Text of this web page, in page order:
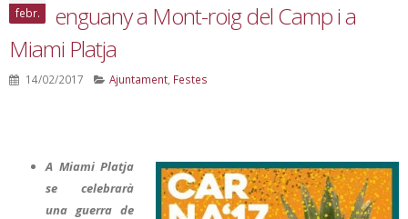
febr.
enguany a Mont-roig del Camp i a
Miami Platja
14/02/2017 Ajuntament Festes
A Miami Platja
se celebrarà
una guerra de